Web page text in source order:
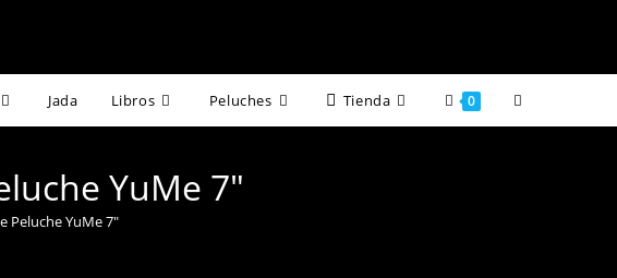
Jada Libros Peluches Tienda 0 Alternar
YuMe 7″
Peluche YuMe 7″